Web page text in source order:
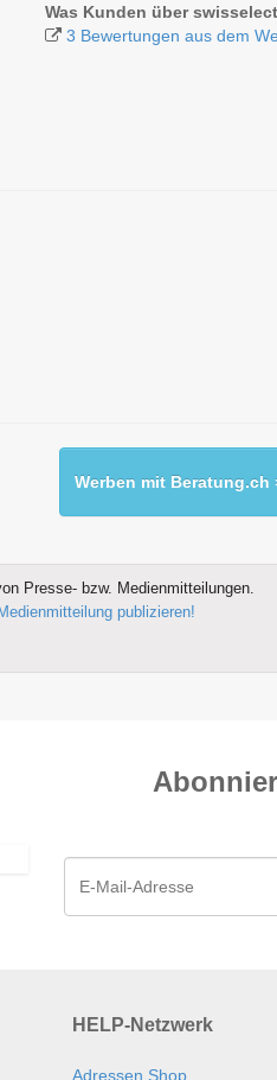
Was Kunden über
3 Bewertungen aus dem
Werben mit Beratung.ch
Presse- bzw. Medienmitteilungen.
publizieren!
HELP-Netzwerk
Adressen Shop